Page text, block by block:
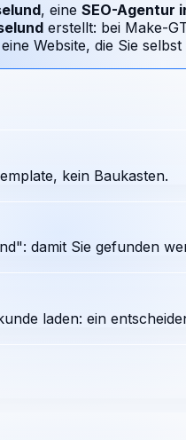
, eine SEO-Agentur
erstellt: bei Make-
Website, die Sie
kein Baukasten.
damit Sie gefunden
laden: ein